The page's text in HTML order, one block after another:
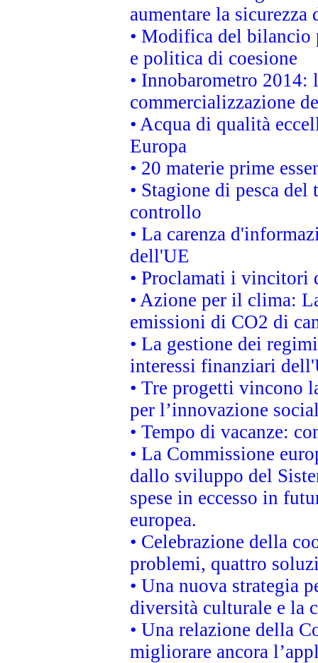
aumentare la
• Modifica del bilancio
e politica di coesione
• Innobarometro 2014:
commercializzazione
• Acqua di qualità
Europa
• 20 materie prime
• Stagione di pesca
controllo
• La carenza
dell'UE
• Proclamati i vincitori
• Azione per il clima:
emissioni di CO2 di
• La gestione dei
interessi finanziari
• Tre progetti vincono
per l’innovazione
• Tempo di vacanze:
• La Commissione
dallo sviluppo del
spese in eccesso in
europea.
• Celebrazione della
problemi, quattro
• Una nuova strategia
diversità culturale e la
• Una relazione della
migliorare ancora